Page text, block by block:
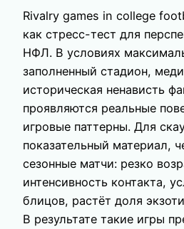
Rivalry games in college
как стресс-тест для
НФЛ. В условиях
заполненный стадион,
историческая ненависть
проявляются реальные
игровые паттерны. Для
показательный материал,
сезонные матчи: резко
интенсивность контакта,
блицов, растёт доля
В результате такие игры